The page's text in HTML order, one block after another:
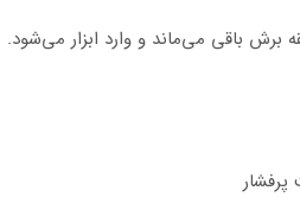
برش باقی می‌ماند و وارد ابزار می‌شود.
پرفشار